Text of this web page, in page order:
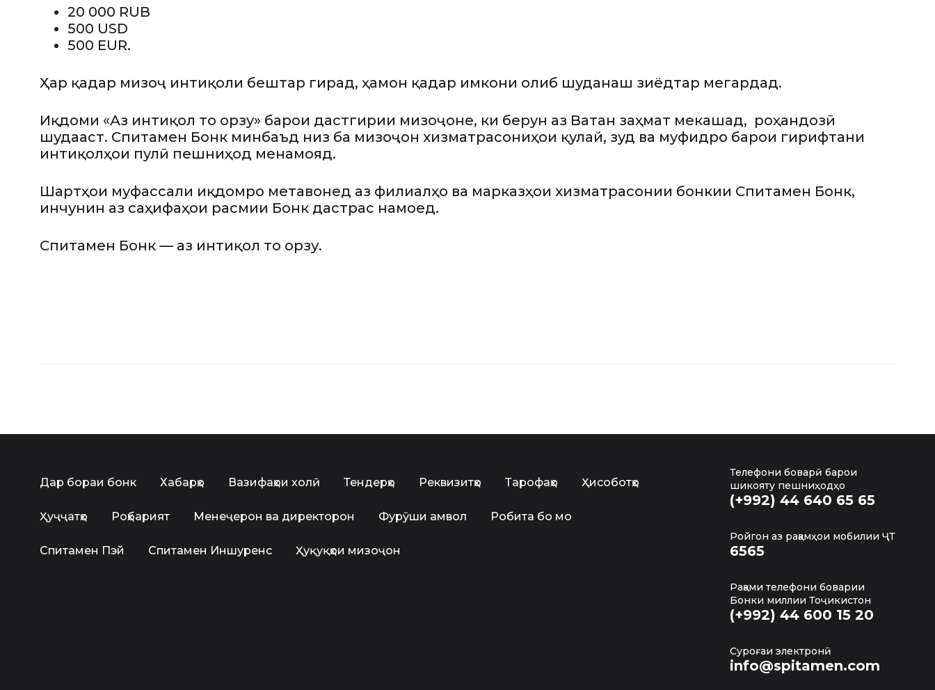
20 000 RUB
500 USD
500 EUR.
Ҳар қадар мизоҷ интиқоли бештар гирад, ҳамон қадар имкони ғолиб шуданаш зиёдтар мегардад.
Иқдоми «Аз интиқол то орзу» барои дастгирии мизоҷоне, ки берун аз Ватан заҳмат мекашад, роҳандозӣ
шудааст. Спитамен Бонк минбаъд низ ба мизоҷон хизматрасониҳои қулай, зуд ва муфидро барои гирифтани
интиқолҳои пулӣ пешниҳод менамояд.
Шартҳои муфассали иқдомро метавонед аз филиалҳо ва марказҳои хизматрасонии бонкии Спитамен Бонк,
инчунин аз саҳифаҳои расмии Бонк дастрас намоед.
Спитамен Бонк — аз интиқол то орзу.
Дар бораи бонк Хабарҳо Вазифаҳои холӣ Тендерҳо Реквизитҳо Тарофаҳо Ҳисоботҳо
Ҳуҷҷатҳо Роҳбарият Менеҷерон ва директорон Фурӯши амвол Робита бо мо
Спитамен Пэй Спитамен Иншуренс Ҳуқуқҳои мизоҷон
Телефони боварӣ барои
шикояту пешниҳодҳо
(+992) 44 640 65 65
Ройгон аз рақамҳои мобилии ҶТ
6565
Рақами телефони боварии
Бонки миллии Тоҷикистон
(+992) 44 600 15 20
Суроғаи электронӣ
info@spitamen.com